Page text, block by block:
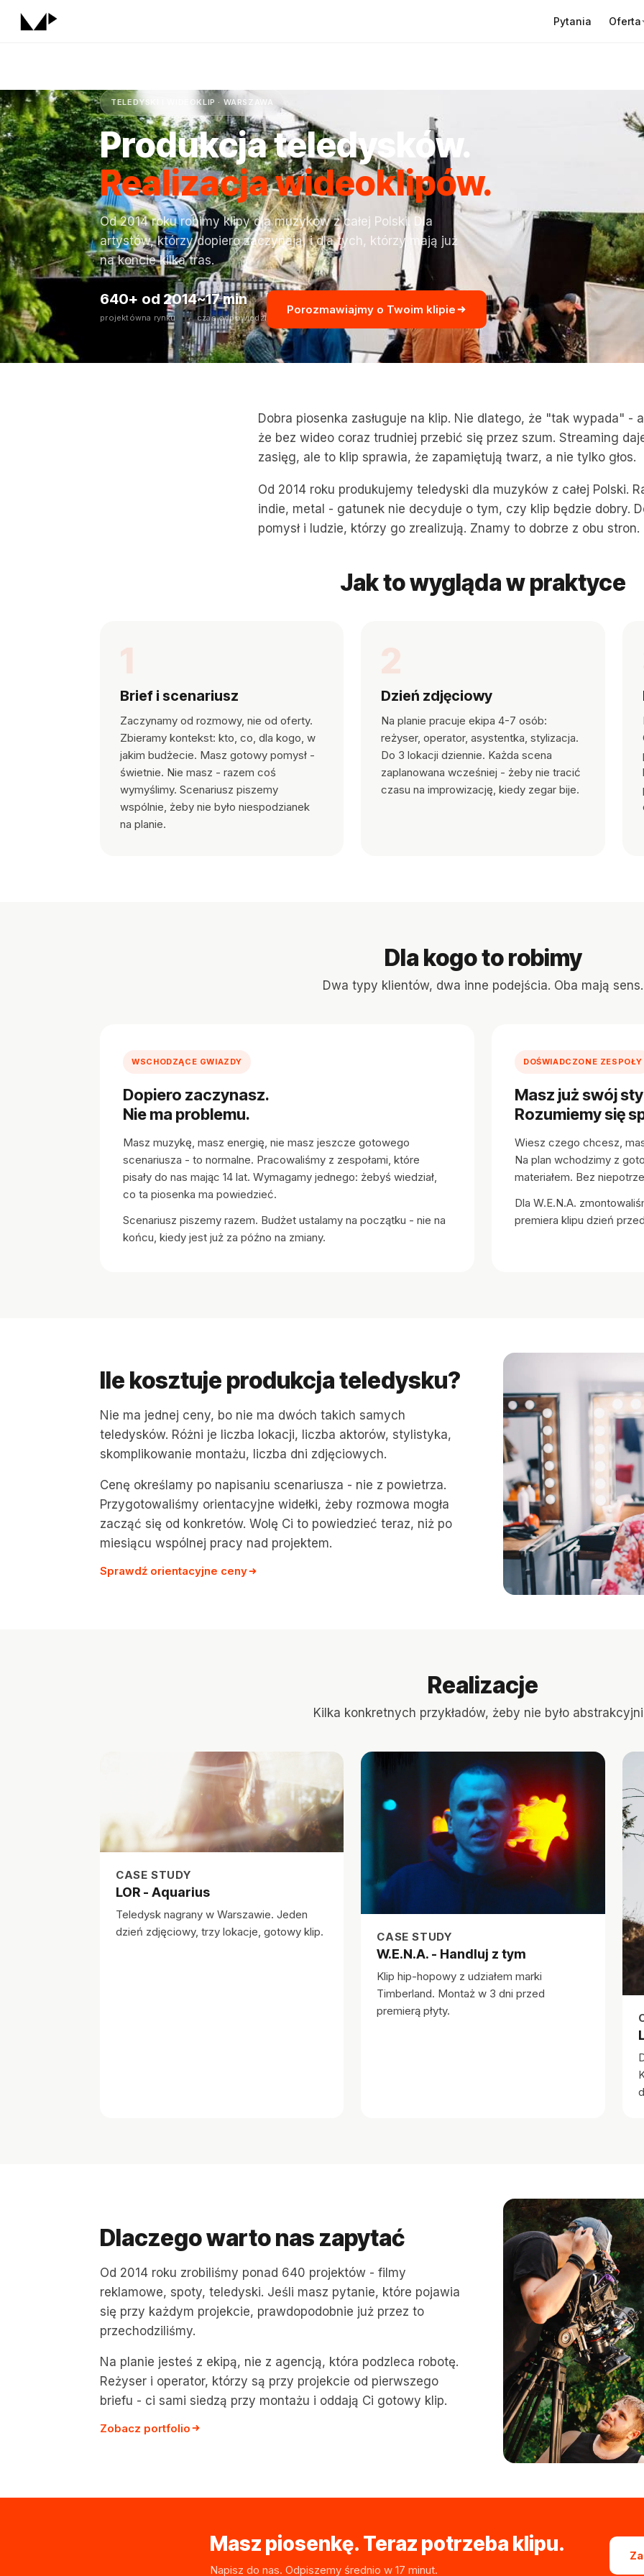
TELEDYSKI I WIDEOKLIP · WARSZAWA
Produkcja teledysków.
Realizacja wideoklipów.
Od 2014 roku robimy klipy dla muzyków z całej Polski. Dla
artystów, którzy dopiero zaczynają, i dla tych, którzy mają już
na koncie kilka tras.
640+
projektów
od 2014
na rynku
~17 min
czas odpowiedzi
Porozmawiajmy o Twoim klipie
Dobra piosenka zasługuje na klip. Nie dlatego, że "tak wypada" -
że bez wideo coraz trudniej przebić się przez szum. Streaming
zasięg, ale to klip sprawia, że zapamiętują twarz, a nie tylko głos.
Od 2014 roku produkujemy teledyski dla muzyków z całej Polski.
indie, metal - gatunek nie decyduje o tym, czy klip będzie dobry.
pomysł i ludzie, którzy go zrealizują. Znamy to dobrze z obu stron.
Jak to wygląda w praktyce
1
Brief i scenariusz
Zaczynamy od rozmowy, nie od oferty.
Zbieramy kontekst: kto, co, dla kogo, w
jakim budżecie. Masz gotowy pomysł -
świetnie. Nie masz - razem coś
wymyślimy. Scenariusz piszemy
wspólnie, żeby nie było niespodzianek
na planie.
2
Dzień zdjęciowy
Na planie pracuje ekipa 4-7 osób:
reżyser, operator, asystentka, stylizacja.
Do 3 lokacji dziennie. Każda scena
zaplanowana wcześniej - żeby nie tracić
czasu na improwizację, kiedy zegar bije.
Dla kogo to robimy
Dwa typy klientów, dwa inne podejścia. Oba mają sens.
WSCHODZĄCE GWIAZDY
Dopiero zaczynasz.
Nie ma problemu.
Masz muzykę, masz energię, nie masz jeszcze gotowego
scenariusza - to normalne. Pracowaliśmy z zespołami, które
pisały do nas mając 14 lat. Wymagamy jednego: żebyś wiedział,
co ta piosenka ma powiedzieć.
Scenariusz piszemy razem. Budżet ustalamy na początku - nie na
końcu, kiedy jest już za późno na zmiany.
DOŚWIADCZONE ZESPOŁY
Masz już swój
Rozumiemy się
Wiesz czego chcesz,
Na plan wchodzimy z
materiałem. Bez
Dla W.E.N.A.
premiera klipu dzień
Ile kosztuje produkcja teledysku?
Nie ma jednej ceny, bo nie ma dwóch takich samych
teledysków. Różni je liczba lokacji, liczba aktorów, stylistyka,
skomplikowanie montażu, liczba dni zdjęciowych.
Cenę określamy po napisaniu scenariusza - nie z powietrza.
Przygotowaliśmy orientacyjne widełki, żeby rozmowa mogła
zacząć się od konkretów. Wolę Ci to powiedzieć teraz, niż po
miesiącu wspólnej pracy nad projektem.
Sprawdź orientacyjne ceny
Realizacje
Kilka konkretnych przykładów, żeby nie było
CASE STUDY
LOR - Aquarius
Teledysk nagrany w Warszawie. Jeden
dzień zdjęciowy, trzy lokacje, gotowy klip.
CASE STUDY
W.E.N.A. - Handluj z tym
Klip hip-hopowy z udziałem marki
Timberland. Montaż w 3 dni przed
premierą płyty.
Dlaczego warto nas zapytać
Od 2014 roku zrobiliśmy ponad 640 projektów - filmy
reklamowe, spoty, teledyski. Jeśli masz pytanie, które pojawia
się przy każdym projekcie, prawdopodobnie już przez to
przechodziliśmy.
Na planie jesteś z ekipą, nie z agencją, która podzleca robotę.
Reżyser i operator, którzy są przy projekcie od pierwszego
briefu - ci sami siedzą przy montażu i oddają Ci gotowy klip.
Zobacz portfolio
Masz piosenkę. Teraz potrzeba klipu.
Napisz do nas. Odpiszemy średnio w 17 minut.
Pytania Oferta